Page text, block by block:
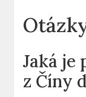
Jaká je
z Číny⁤